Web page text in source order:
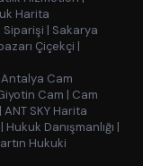
Harita
Siparişi | Sakarya
Çiçekçi |
Antalya Cam
Cam | Cam
| ANT SKY Harita
| Hukuk Danışmanlığı |
Hukuki